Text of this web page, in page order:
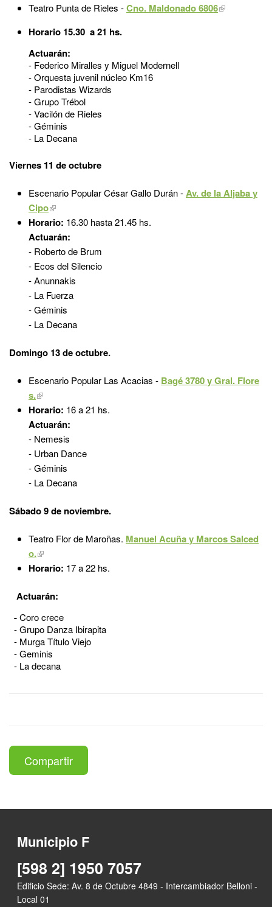
Teatro Punta de Rieles -Cno. Maldonado 6806
Horario 15.30 a 21 hs.
Actuarán:
- Federico Miralles y Miguel Modernell
- Orquesta juvenil núcleo Km16
- Parodistas Wizards
- Grupo Trébol
- Vacilón de Rieles
- Géminis
- La Decana
Viernes 11 de octubre
Escenario Popular César Gallo Durán -Av. de la Aljaba y
Cipo
Horario: 16.30 hasta 21.45 hs.
Actuarán:
- Roberto de Brum
- Ecos del Silencio
- Anunnakis
- La Fuerza
- Géminis
- La Decana
Domingo 13 de octubre.
Escenario Popular Las Acacias - Bagé 3780 y Gral. Flore
s.
Horario: 16 a 21 hs.
Actuarán:
- Nemesis
- Urban Dance
- Géminis
- La Decana
Sábado 9 de noviembre.
Teatro Flor de Maroñas. Manuel Acuña y Marcos Salced
o.
Horario: 17 a 22 hs.
Actuarán:
-Coro crece
- Grupo Danza Ibirapita
- Murga Título Viejo
- Geminis
- La decana
Compartir
Municipio F
[598 2] 1950 7057
Edificio Sede: Av. 8 de Octubre 4849 - Intercambiador Belloni -
Local 01